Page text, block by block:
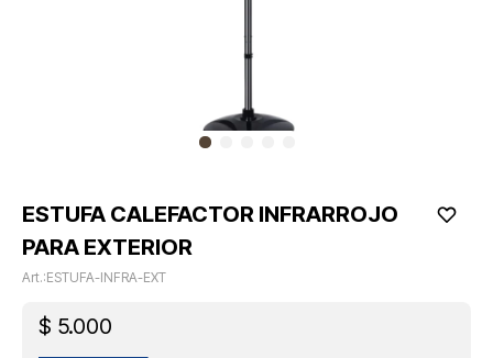
ESTUFA CALEFACTOR INFRARROJO
PARA EXTERIOR
ESTUFA-INFRA-EXT
$ 5.000